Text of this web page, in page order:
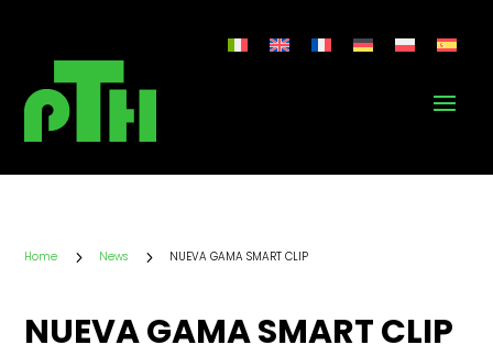
Home 5 News 5 NUEVA GAMA SMART CLIP
NUEVA GAMA SMART CLIP